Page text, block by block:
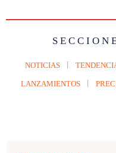
NOTICIAS
LANZAMIENTOS